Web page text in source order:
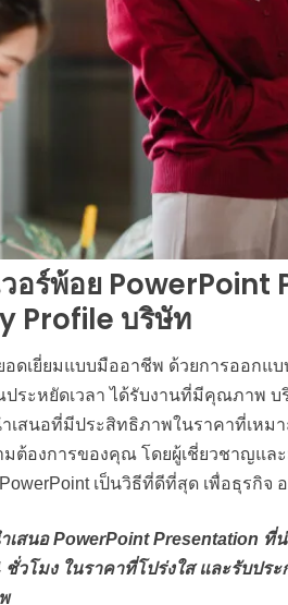
อร์พ้อย
Profile บริษัท
อดเยี่ยมแบบมืออาชีพ ด้วยการออกแบ
ระหยัดเวลา ได้รับงานที่มีคุณภาพ บ
ำเสนอที่มีประสิทธิภาพในราคาที่เห
มต้องการของคุณ โดยผู้เชี่ยวชาญแล
เป็นวิธีที่ดีที่สุด เพื่อธุรกิจ
เสนอ PowerPoint Presentation ที่
ชั่วโมง ในราคาที่โปร่งใส และรับป